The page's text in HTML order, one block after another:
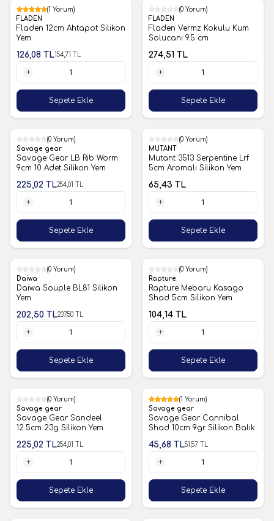
%19
(1 Yorum)
FLADEN
Fladen 12cm Ahtapot Silikon
Yem
154,71 TL
126,08 TL
Sepete Ekle
(0 Yorum)
FLADEN
Fladen Vermz Kokulu Kum
Solucanı 9.5 cm
274,51 TL
Sepete Ekle
(0 Yorum)
Savage gear
Savage Gear LB Rib Worm
9cm 10 Adet Silikon Yem
254,01 TL
225,02 TL
Sepete Ekle
(0 Yorum)
MUTANT
Mutant 3513 Serpentine Lrf
5cm Aromalı Silikon Yem
65,43 TL
Sepete Ekle
(0 Yorum)
Daiwa
Daiwa Souple BL81 Silikon
Yem
237,50 TL
202,50 TL
Sepete Ekle
(0 Yorum)
Rapture
Rapture Mebaru Kasago
Shad 5cm Silikon Yem
104,14 TL
Sepete Ekle
(0 Yorum)
Savage gear
Savage Gear Sandeel
12.5cm 23g Silikon Yem
254,01 TL
225,02 TL
Sepete Ekle
%11
(1 Yorum)
Savage gear
Savage Gear Cannibal
Shad 10cm 9gr Silikon Balık
51,57 TL
45,68 TL
Sepete Ekle